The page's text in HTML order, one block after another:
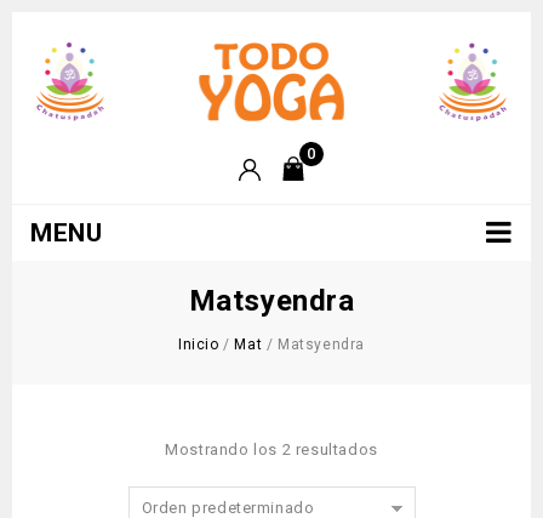
0
MENU
Matsyendra
Inicio /Mat / Matsyendra
Mostrando los 2 resultados
Orden predeterminado